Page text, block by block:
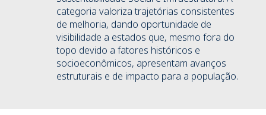
categoria valoriza trajetórias consistentes
de melhoria, dando oportunidade de
visibilidade a estados que, mesmo fora do
topo devido a fatores históricos e
socioeconômicos, apresentam avanços
estruturais e de impacto para a população.